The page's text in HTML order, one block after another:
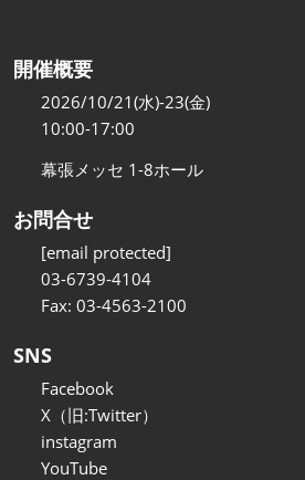
開催概要
2026/10/21(水)-23(金)
10:00-17:00
幕張メッセ 1-8ホール
お問合せ
[email protected]
03-6739-4104
Fax: 03-4563-2100
SNS
Facebook
X（旧:Twitter）
instagram
YouTube